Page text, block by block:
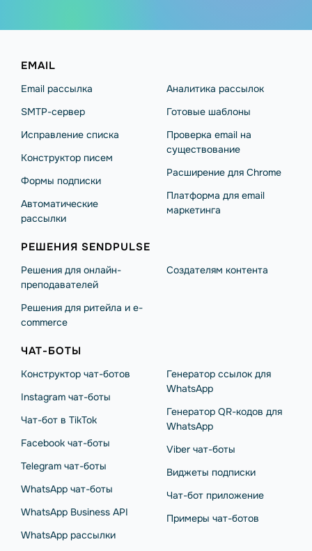
EMAIL
Email рассылка
SMTP-сервер
Исправление списка
Конструктор писем
Формы подписки
Автоматические
рассылки
Аналитика рассылок
Готовые шаблоны
Проверка email на
существование
Расширение для Chrome
Платформа для email
маркетинга
РЕШЕНИЯ SENDPULSE
Решения для онлайн-
преподавателей
Решения для ритейла и e-
commerce
Создателям контента
ЧАТ-БОТЫ
Конструктор чат-ботов
Instagram чат-боты
Чат-бот в TikTok
Facebook чат-боты
Telegram чат-боты
WhatsApp чат-боты
WhatsApp Business API
WhatsApp рассылки
Генератор ссылок для
WhatsApp
Генератор QR-кодов для
WhatsApp
Viber чат-боты
Виджеты подписки
Чат-бот приложение
Примеры чат-ботов